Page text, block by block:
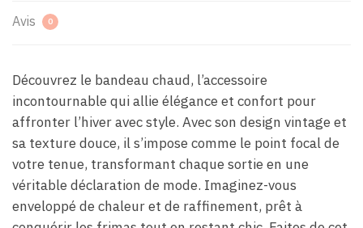
Avis 0
Découvrez le bandeau chaud, l’accessoire
incontournable qui allie élégance et confort pour
affronter l’hiver avec style. Avec son design vintage et
sa texture douce, il s’impose comme le point focal de
votre tenue, transformant chaque sortie en une
véritable déclaration de mode. Imaginez-vous
enveloppé de chaleur et de raffinement, prêt à